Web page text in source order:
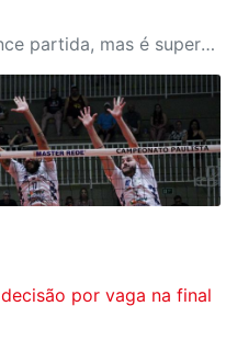
Equipe de Bauru batalha, vence partida, mas é superada no set desempate
por vaga na final